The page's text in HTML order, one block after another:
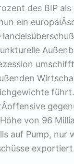
des BIP
ein
von 96
auf Pump, nur